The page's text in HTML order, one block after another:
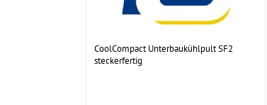
CoolCompact Unterbaukühlpult SF2
steckerfertig